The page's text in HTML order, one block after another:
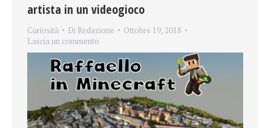
artista in un videogioco
Curiosità Di Redazione
Ottobre 19, 2018
Lascia un commento